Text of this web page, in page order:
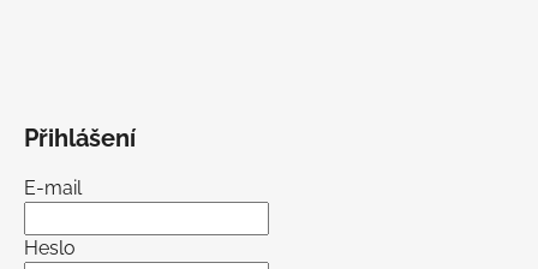
Přihlášení
E-mail
Heslo